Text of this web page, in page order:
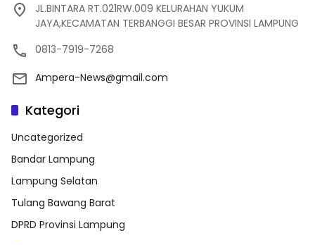
JL.BINTARA RT.021RW.009 KELURAHAN YUKUM
JAYA,KECAMATAN TERBANGGI BESAR PROVINSI LAMPUNG
0813-7919-7268
Ampera-News@gmail.com
Kategori
Uncategorized
Bandar Lampung
Lampung Selatan
Tulang Bawang Barat
DPRD Provinsi Lampung